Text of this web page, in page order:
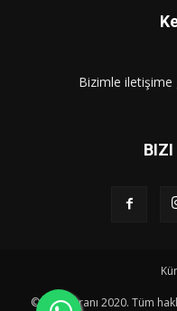
Bizimle iletişime
BIZI
© Kent Ekranı 2020. Tüm